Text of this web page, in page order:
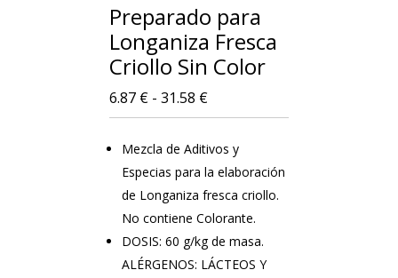
Preparado para
Longaniza Fresca
Criollo Sin Color
6.87 € - 31.58 €Rango
de
desde
6.87 €
hasta
31.58 €
Mezcla de Aditivos y
Especias para la elaboración
de Longaniza fresca criollo.
No contiene Colorante.
DOSIS: 60 g/kg de masa.
ALÉRGENOS: LÁCTEOS Y